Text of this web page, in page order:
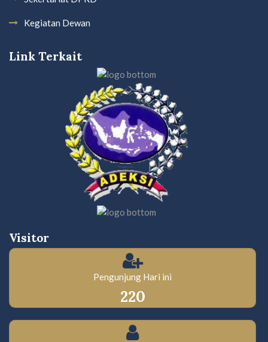
Kegiatan Dewan
Link Terkait
Visitor
Pengunjung Hari ini
220